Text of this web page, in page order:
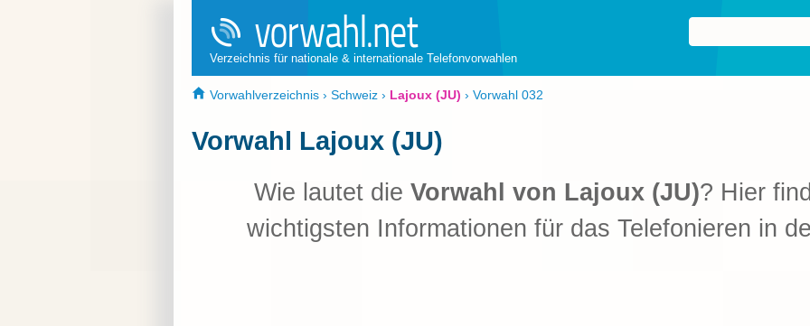
Verzeichnis für nationale & internationale Telefonvorwahlen
Vorwahlverzeichnis › Schweiz › Lajoux (JU) › Vorwahl 032
Vorwahl Lajoux (JU)
Wie lautet die Vorwahl von Lajoux (JU)? Hier
wichtigsten Informationen für das Telefonieren in